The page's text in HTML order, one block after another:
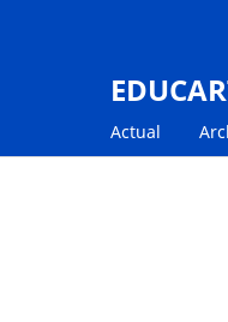
Actual